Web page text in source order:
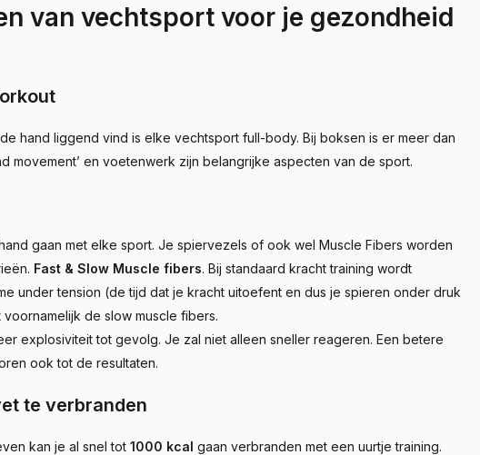
van vechtsport voor je gezondheid
hand liggend vind is elke vechtsport full-body. Bij boksen is er meer dan
movement’ en voetenwerk zijn belangrijke aspecten van de sport.
gaan met elke sport. Je spiervezels of ook wel Muscle Fibers worden
Fast & Slow Muscle fibers. Bij standaard kracht training wordt
under tension (de tijd dat je kracht uitoefent en dus je spieren onder druk
de slow muscle fibers.
explosiviteit tot gevolg. Je zal niet alleen sneller reageren. Een betere
ook tot de resultaten.
te verbranden
kan je al snel tot 1000 kcal gaan verbranden met een uurtje training.